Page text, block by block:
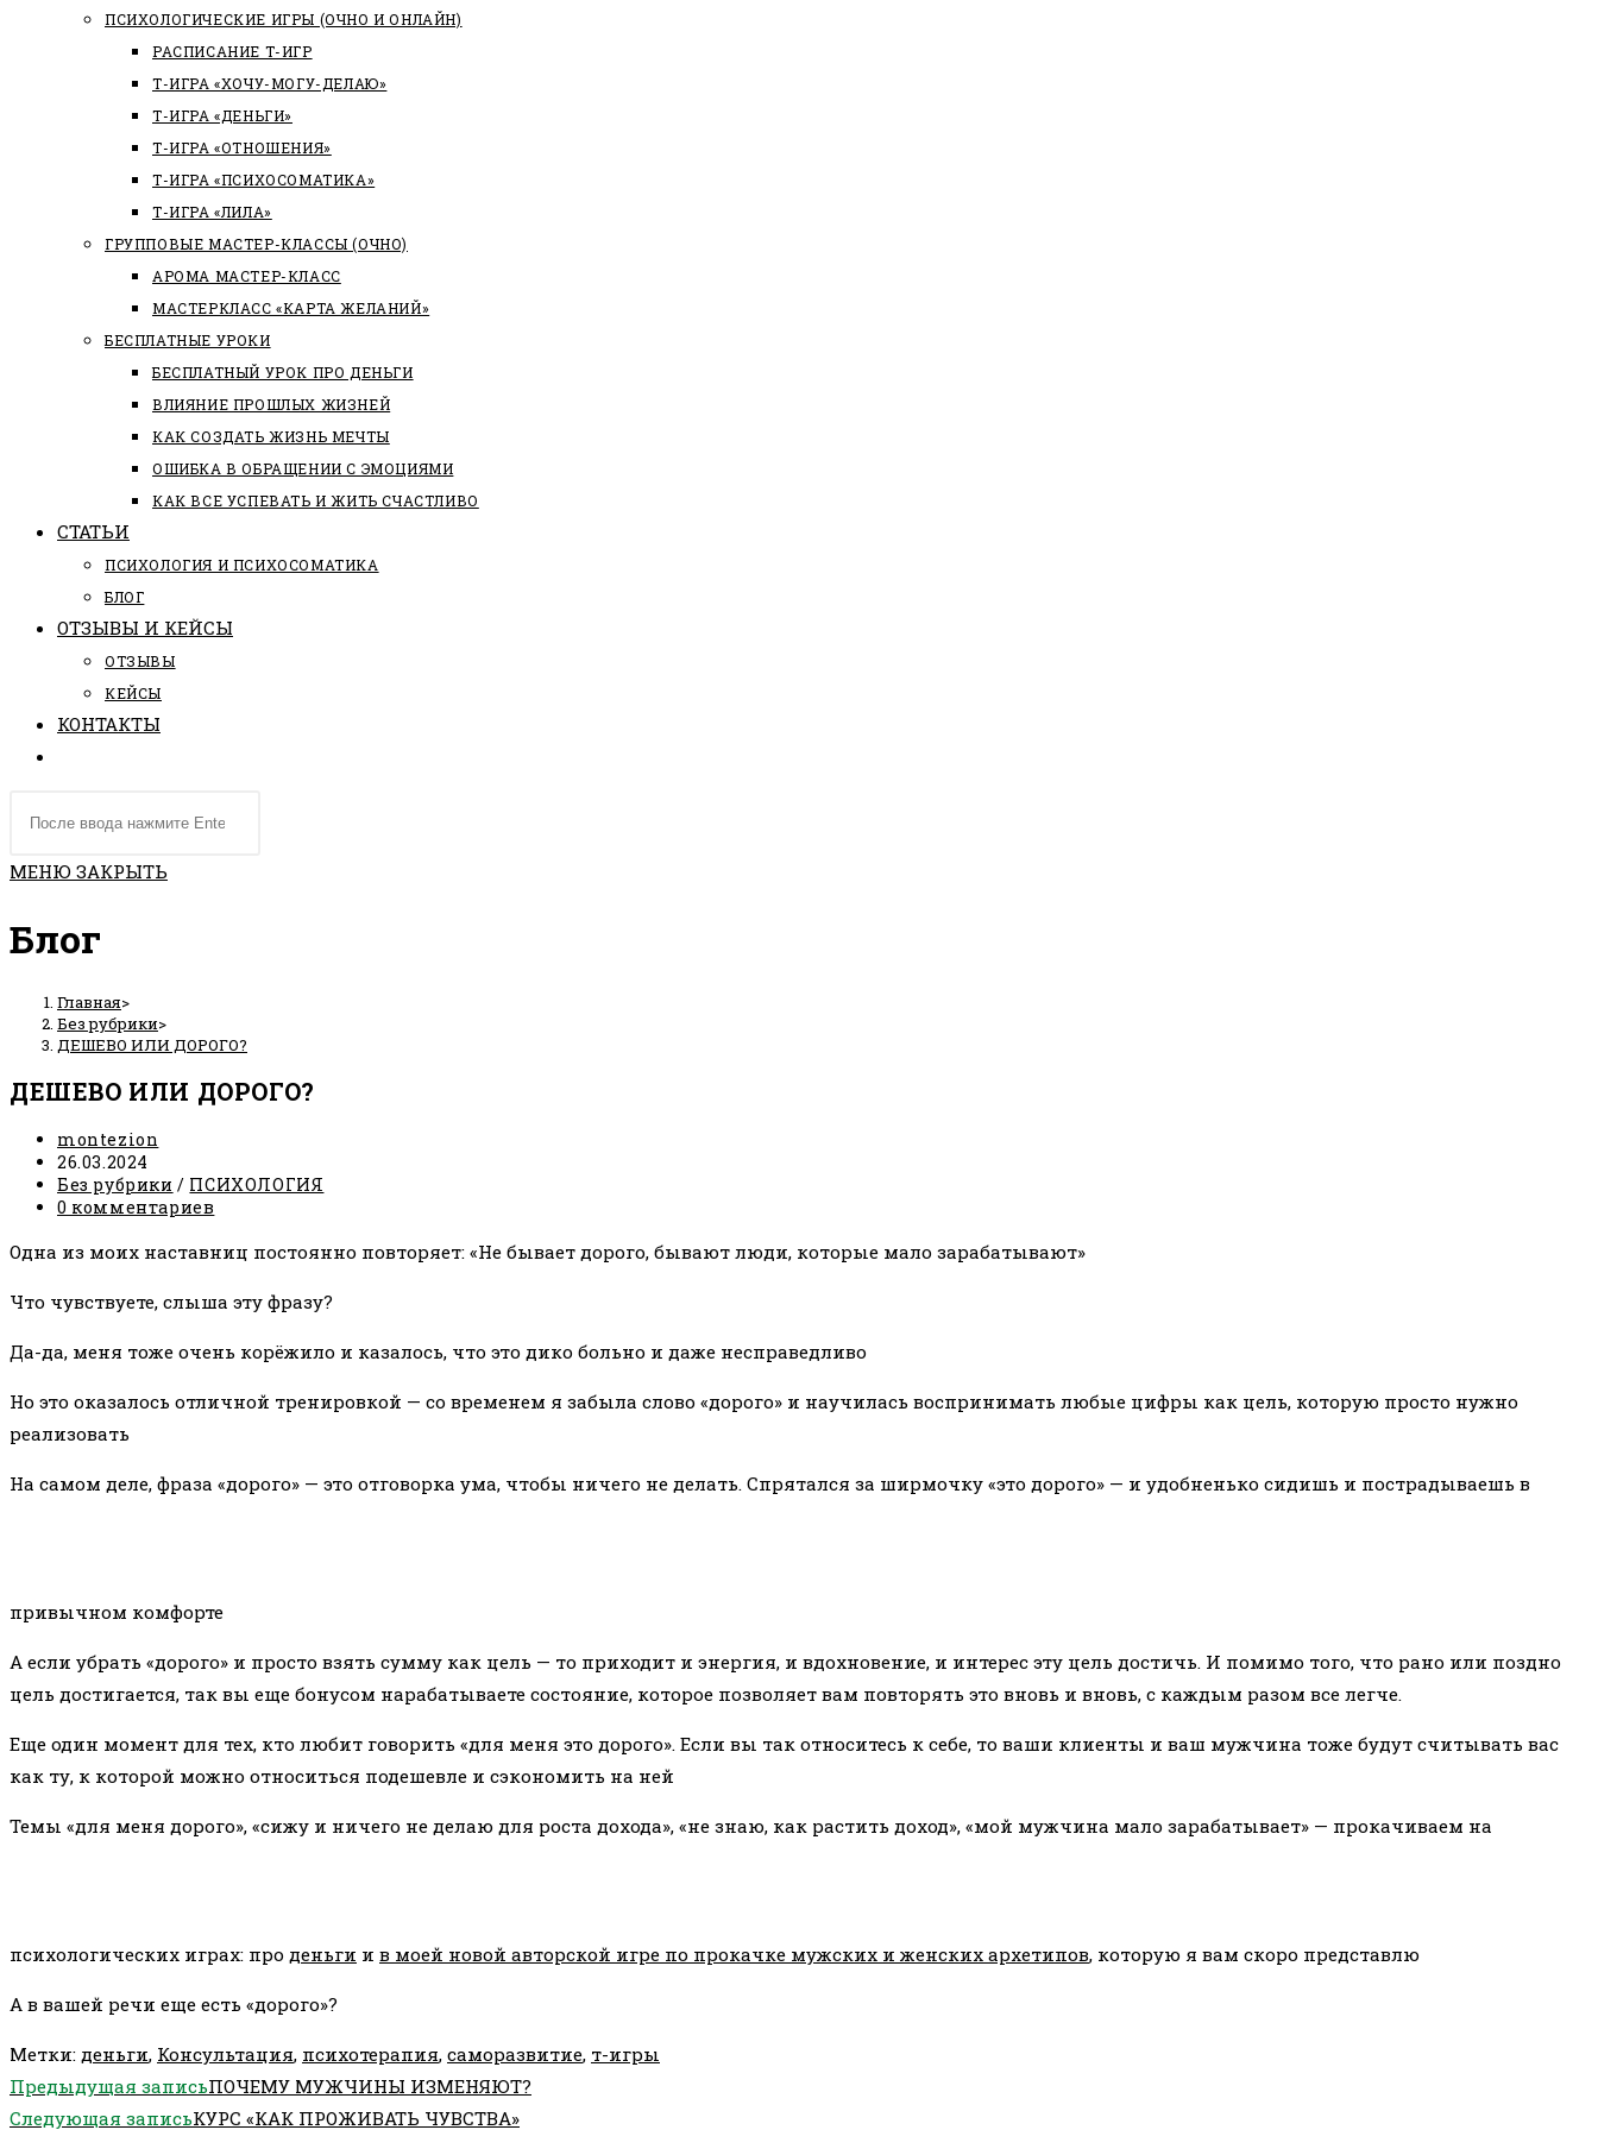
ПСИХОЛОГИЧЕСКИЕ ИГРЫ (ОЧНО И ОНЛАЙН)
РАСПИСАНИЕ Т-ИГР
Т-ИГРА «ХОЧУ-МОГУ-ДЕЛАЮ»
Т-ИГРА «ДЕНЬГИ»
Т-ИГРА «ОТНОШЕНИЯ»
Т-ИГРА «ПСИХОСОМАТИКА»
Т-ИГРА «ЛИЛА»
ГРУППОВЫЕ МАСТЕР-КЛАССЫ (ОЧНО)
АРОМА МАСТЕР-КЛАСС
МАСТЕРКЛАСС «КАРТА ЖЕЛАНИЙ»
БЕСПЛАТНЫЕ УРОКИ
БЕСПЛАТНЫЙ УРОК ПРО ДЕНЬГИ
ВЛИЯНИЕ ПРОШЛЫХ ЖИЗНЕЙ
КАК СОЗДАТЬ ЖИЗНЬ МЕЧТЫ
ОШИБКА В ОБРАЩЕНИИ С ЭМОЦИЯМИ
КАК ВСЕ УСПЕВАТЬ И ЖИТЬ СЧАСТЛИВО
СТАТЬИ
ПCИХОЛОГИЯ И ПСИХОСОМАТИКА
БЛОГ
ОТЗЫВЫ И КЕЙСЫ
ОТЗЫВЫ
КЕЙСЫ
КОНТАКТЫ
ПО
САЙТУ
сайте
МЕНЮ ЗАКРЫТЬ
Блог
Главная>
Без рубрики>
ДЕШЕВО ИЛИ ДОРОГО?
ДЕШЕВО ИЛИ ДОРОГО?
Автор
записи:
montezion
Запись
опубликована:
26.03.2024
Рубрика
записи:
Без рубрики / ПСИХОЛОГИЯ
Комментарии
записи:
0 комментариев
Одна из моих наставниц постоянно повторяет: «Не бывает дорого, бывают люди, которые мало зарабатывают»
Что чувствуете, слыша эту фразу?
Да-да, меня тоже очень корёжило и казалось, что это дико больно и даже несправедливо
Но это оказалось отличной тренировкой — со временем я забыла слово «дорого» и научилась воспринимать любые цифры как цель, которую просто нужно
реализовать
На самом деле, фраза «дорого» — это отговорка ума, чтобы ничего не делать. Спрятался за ширмочку «это дорого» — и удобненько сидишь и пострадываешь в
привычном комфорте
А если убрать «дорого» и просто взять сумму как цель — то приходит и энергия, и вдохновение, и интерес эту цель достичь. И помимо того, что рано или поздно
цель достигается, так вы еще бонусом нарабатываете состояние, которое позволяет вам повторять это вновь и вновь, с каждым разом все легче.
Еще один момент для тех, кто любит говорить «для меня это дорого». Если вы так относитесь к себе, то ваши клиенты и ваш мужчина тоже будут считывать вас
как ту, к которой можно относиться подешевле и сэкономить на ней
Темы «для меня дорого», «сижу и ничего не делаю для роста дохода», «не знаю, как растить доход», «мой мужчина мало зарабатывает» — прокачиваем на
психологических играх: про деньги и в моей новой авторской игре по прокачке мужских и женских архетипов, которую я вам скоро представлю
А в вашей речи еще есть «дорого»?
Метки: деньги, Консультация, психотерапия, саморазвитие, т-игры
Еще
статьи
Предыдущая записьПОЧЕМУ МУЖЧИНЫ ИЗМЕНЯЮТ?
Следующая записьКУРС «КАК ПРОЖИВАТЬ ЧУВСТВА»